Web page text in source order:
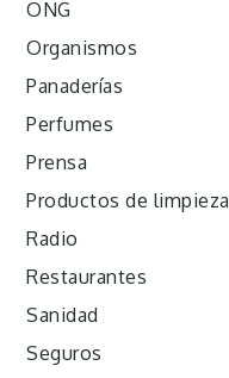
ONG
Organismos
Panaderías
Perfumes
Prensa
Productos de limpieza
Radio
Restaurantes
Sanidad
Seguros